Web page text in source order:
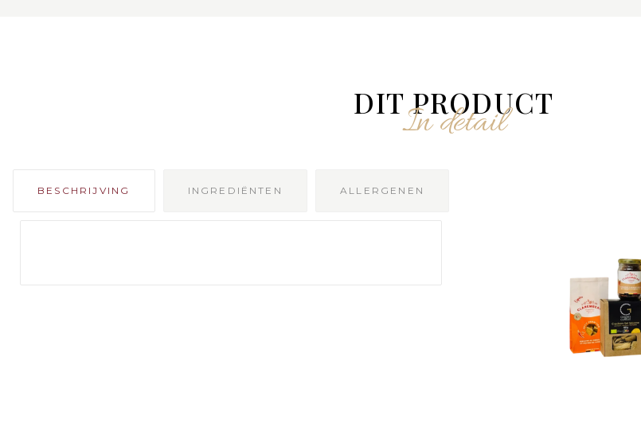
DIT PRODUCT
In detail
BESCHRIJVING INGREDIËNTEN ALLERGENEN